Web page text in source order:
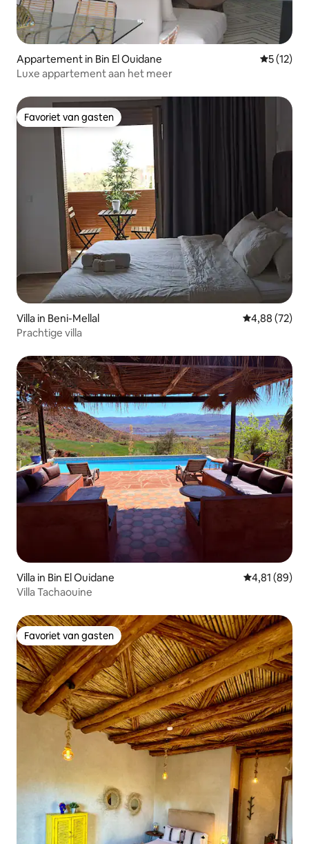
Appartement in Bin El Ouidane
5 (12)
Luxe appartement aan het meer
Favoriet van gasten
Favoriet van gasten
Villa in Beni-Mellal Gemiddelde
4,88 (72)
Prachtige villa
Villa in Bin El Ouidane Gemiddelde
4,81 (89)
Villa Tachaouine
Favoriet van gasten
Favoriet van gasten